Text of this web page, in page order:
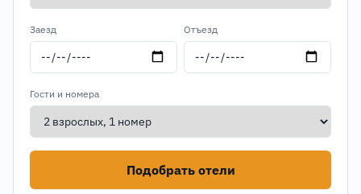
Заезд Отъезд
Гости и номера
Подобрать отели